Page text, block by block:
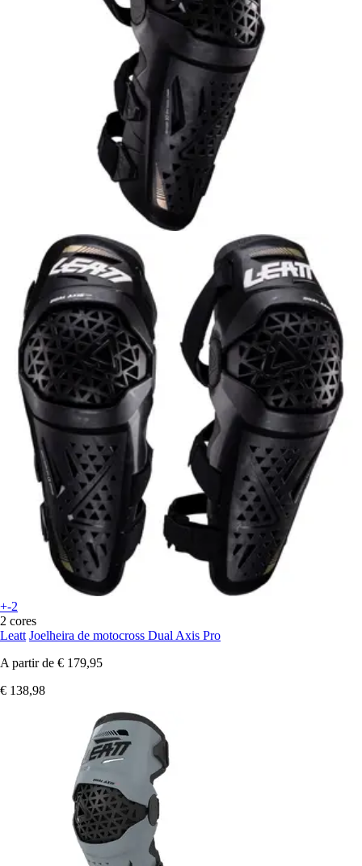
+-2
2 cores
Leatt Joelheira de motocross Dual Axis Pro
A partir de € 179,95
€ 138,98